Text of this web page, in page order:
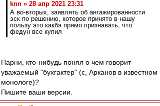
knn » 28 апр 2021 23:31
А во-вторых, заявлять об ангажированности
эск по решению, которое принято в нашу
пользу это какбэ прямо признавать, что
федун все купил
Парни, кто-нибудь понял о чем говорит
уважаемый "бухгактер" (с, Арканов в известном
монологе)?
Пишите ваши версии.